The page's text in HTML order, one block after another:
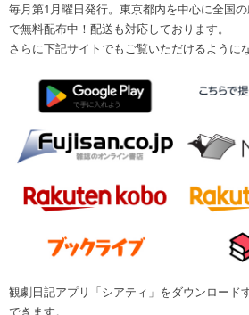
毎月第1月曜日発行。東京都内を中心に全国
で無料配布中！配送も対応しております。
さらに下記サイトでもご覧いただけるように
観劇日記アプリ「シアティ」をダウンロード
できます。